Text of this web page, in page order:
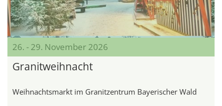
26. - 29. November 2026
Granitweihnacht
Weihnachtsmarkt im Granitzentrum Bayerischer Wald